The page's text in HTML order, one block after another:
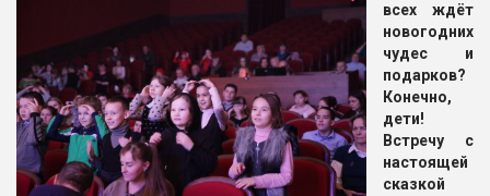
всех ждёт
новогодних
чудес и
подарков?
Конечно,
дети!
Встречу с
настоящей
сказкой